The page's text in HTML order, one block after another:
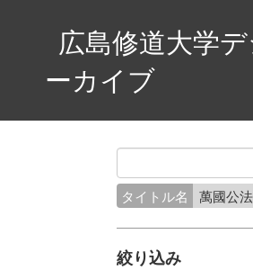
広島修道大学
ーカイブ
タイトル名 萬國公
絞り込み